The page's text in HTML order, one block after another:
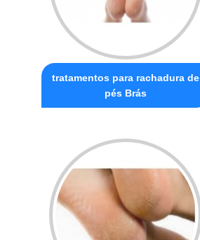
tratamentos para rachadura de
pés Brás